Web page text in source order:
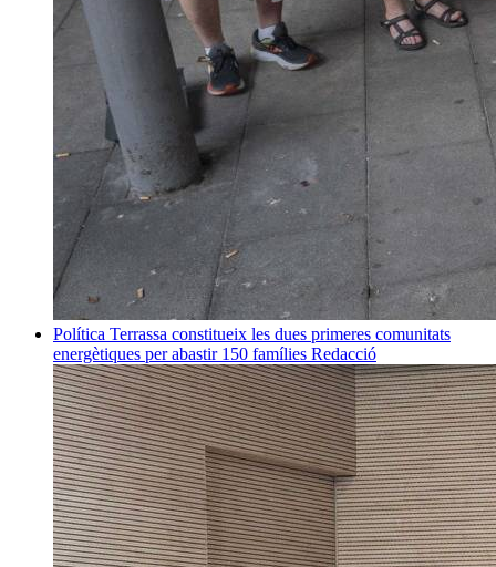
Política Terrassa constitueix les dues primeres comunitats
energètiques per abastir 150 famílies Redacció